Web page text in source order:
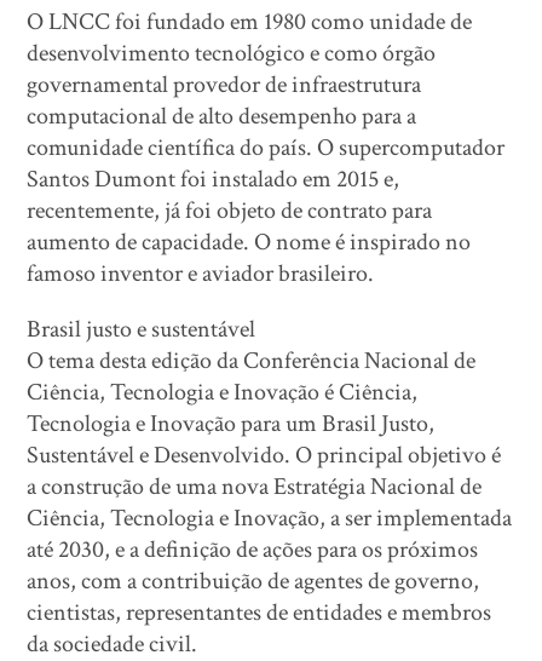
O LNCC foi fundado em 1980 como unidade de
desenvolvimento tecnológico e como órgão
governamental provedor de infraestrutura
computacional de alto desempenho para a
comunidade científica do país. O supercomputador
Santos Dumont foi instalado em 2015 e,
recentemente, já foi objeto de contrato para
aumento de capacidade. O nome é inspirado no
famoso inventor e aviador brasileiro.
Brasil justo e sustentável
O tema desta edição da Conferência Nacional de
Ciência, Tecnologia e Inovação é Ciência,
Tecnologia e Inovação para um Brasil Justo,
Sustentável e Desenvolvido. O principal objetivo é
a construção de uma nova Estratégia Nacional de
Ciência, Tecnologia e Inovação, a ser implementada
até 2030, e a definição de ações para os próximos
anos, com a contribuição de agentes de governo,
cientistas, representantes de entidades e membros
da sociedade civil.